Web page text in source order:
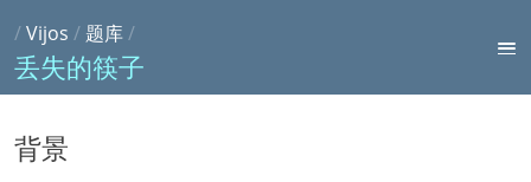
/Vijos / 题库/
丢失的筷子
背景